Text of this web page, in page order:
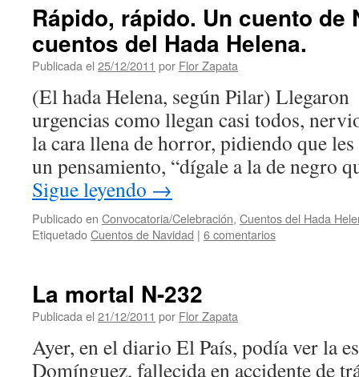
Rápido, rápido. Un cuento de
cuentos del Hada Helena.
Publicada el 25/12/2011 por Flor Zapata
(El hada Helena, según Pilar) Llegaron
urgencias como llegan casi todos,
la cara llena de horror, pidiendo que
un pensamiento, “dígale a la de negro
Sigue leyendo →
Publicado en Convocatoria/Celebración, Cuentos del Hada
EtiquetadoCuentos de Navidad | 6 comentarios
La mortal N-232
Publicada el 21/12/2011 por Flor Zapata
Ayer, en el diario El País, podía ver la
Domínguez, fallecida en accidente de